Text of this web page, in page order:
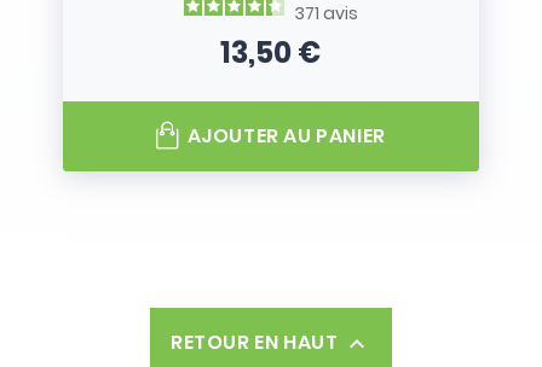
371 avis
Prix
13,50 €
AJOUTER AU PANIER
RETOUR EN HAUT 